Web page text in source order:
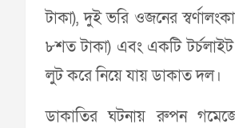
টাকা), দুই ভরি ওজনের
৮শত টাকা) এবং একটি
লুট করে নিয়ে যায় ডাকাত দল।
ডাকাতির ঘটনায় রুপন